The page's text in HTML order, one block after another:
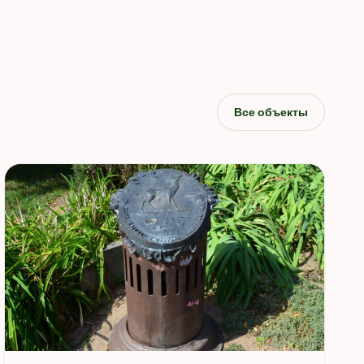
Все объекты